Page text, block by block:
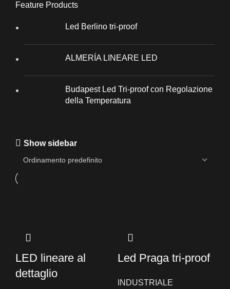
Feature Products
Led Berlino tri-proof
ALMERÍA LINEARE LED
Budapest Led Tri-proof con Regolazione
della Temperatura
Show sidebar
LED lineare al
dettaglio
Led Praga tri-proof
INDUSTRIALE